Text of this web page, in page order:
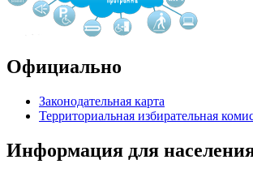
Официально
Законодательная карта
Территориальная избирательная
Информация для